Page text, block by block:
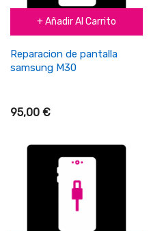
+ Añadir Al Carrito
Reparacion de pantalla
samsung M30
95,00 €